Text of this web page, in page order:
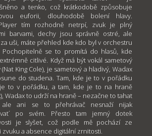
a tenko, což krátkodobě způsobuje
euforii, dlouhodobě bolení hlavy.
tím rozhodně netrpí, zvuk je plný
barvami, dechy jsou správně ostré, ale
uši, máte přehled kde kdo byl v orchestru
Pochopitelně se to promítá do hlasů, kde
citlivé. Když má být vokál sametový
King Cole), je sametový a hladivý, Wadax
do studena. Tam, kde je to v pořádku
to v pořádku, a tam, kde je to na hraně
Wadax to udrží na hraně – nezačne to tahat
ani se to přehrávač nesnaží nijak
po svém. Přesto tam jemný dotek
je slyšet, což podle mě pochází ze
zvuku a absence digitální zrnitosti.